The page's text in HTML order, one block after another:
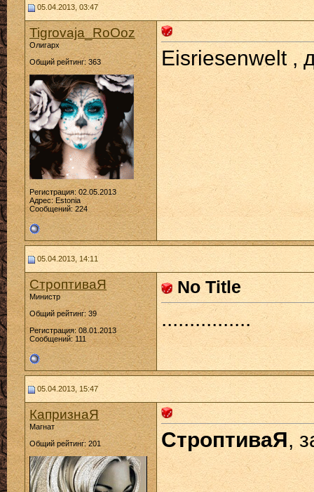
05.04.2013, 03:47
Tigrovaja_RoOoz
Олигарх
Общий рейтинг: 363
Регистрация: 02.05.2013
Адрес: Estonia
Сообщений: 224
Eisriesenwelt ,
05.04.2013, 14:11
СтроптиваЯ
Министр
Общий рейтинг: 39
Регистрация: 08.01.2013
Сообщений: 111
No Title
................
05.04.2013, 15:47
КапризнаЯ
Магнат
Общий рейтинг: 201
СтроптиваЯ,